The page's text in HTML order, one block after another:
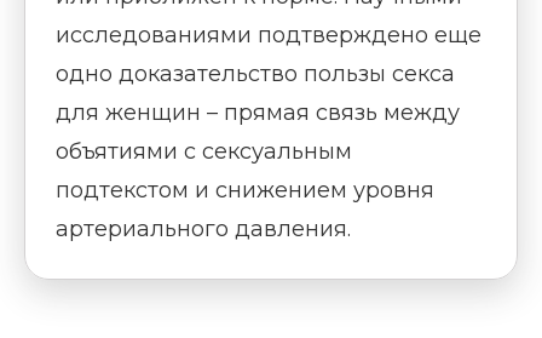
исследованиями подтверждено еще
одно доказательство пользы секса
для женщин – прямая связь между
объятиями с сексуальным
подтекстом и снижением уровня
артериального давления.